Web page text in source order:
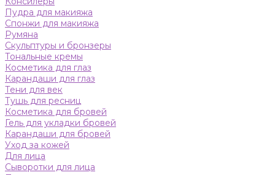
Пудра для макияжа
Спонжи для макияжа
Румяна
Скульптуры и бронзеры
Тональные кремы
Косметика для глаз
Карандаши для глаз
Тени для век
Тушь для ресниц
Косметика для бровей
Гель для укладки бровей
Карандаши для бровей
Уход за кожей
Для лица
Сыворотки для лица